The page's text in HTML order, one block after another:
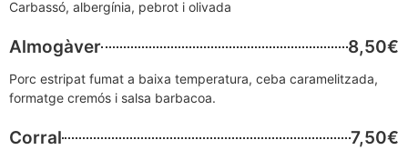
Carbassó, albergínia, pebrot i olivada
Almogàver 8,50€
Porc estripat fumat a baixa temperatura, ceba caramelitzada,
formatge cremós i salsa barbacoa.
Corral 7,50€